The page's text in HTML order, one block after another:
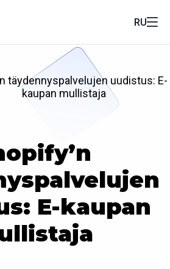
RU
täydennyspalvelujen uudistus: E-
kaupan mullistaja
E-kaupan